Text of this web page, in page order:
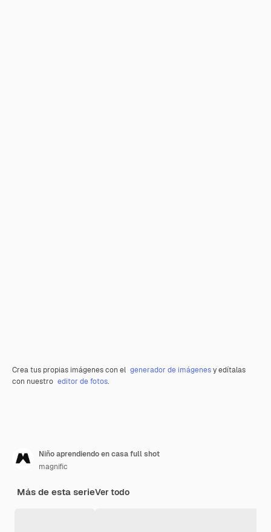
Crea tus propias imágenes con el generador de imágenesy edítalas
con nuestro editor de fotos.
Niño aprendiendo en casa full shot
magnific
Más de esta serieVer todo